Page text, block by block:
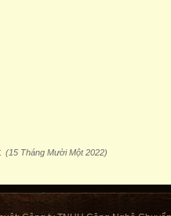
(15 Tháng Mười Một 2022)